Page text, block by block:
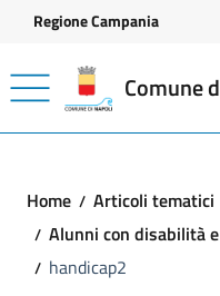
Vai ai contenuti
Vai al footer
Regione Campania
Comune
Home Articoli tematici
Alunni con disabilità
handicap2